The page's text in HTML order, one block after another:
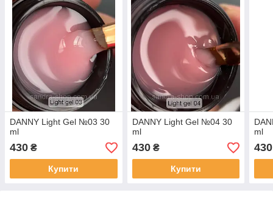
DANNY Light Gel №03 30
ml
430 ₴
Купити
DANNY Light Gel №04 30
ml
430₴
Купити
ml
430